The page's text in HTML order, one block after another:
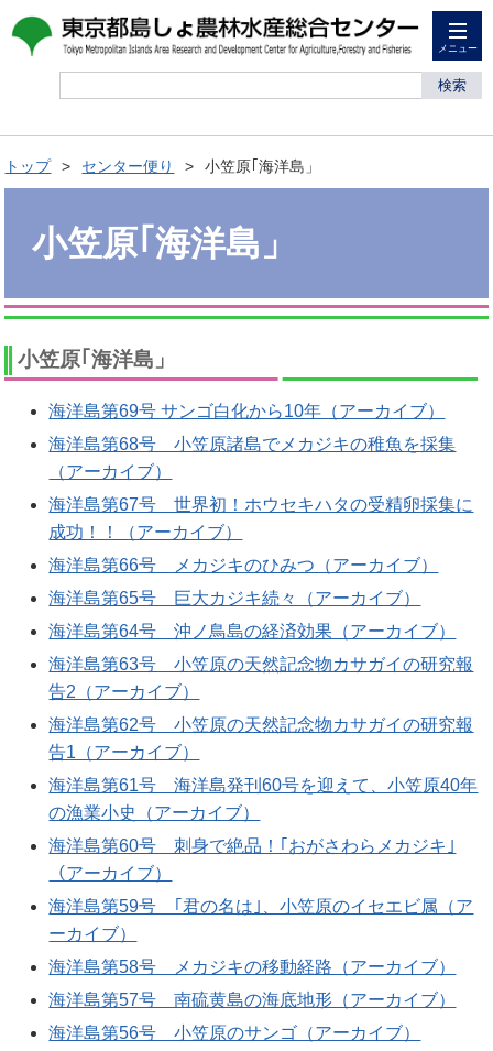
メニュー
検索
トップ センター便り 小笠原｢海洋島」
小笠原｢海洋島」
小笠原｢海洋島」
海洋島第69号 サンゴ白化から10年（アーカイブ）
海洋島第68号 小笠原諸島でメカジキの稚魚を採集
（アーカイブ）
海洋島第67号 世界初！ホウセキハタの受精卵採集に
成功！！（アーカイブ）
海洋島第66号 メカジキのひみつ（アーカイブ）
海洋島第65号 巨大カジキ続々（アーカイブ）
海洋島第64号 沖ノ鳥島の経済効果（アーカイブ）
海洋島第63号 小笠原の天然記念物カサガイの研究報
告2（アーカイブ）
海洋島第62号 小笠原の天然記念物カサガイの研究報
告1（アーカイブ）
海洋島第61号 海洋島発刊60号を迎えて、小笠原40年
の漁業小史（アーカイブ）
海洋島第60号 刺身で絶品！｢おがさわらメカジキ｣
（アーカイブ）
海洋島第59号 ｢君の名は｣、小笠原のイセエビ属（ア
ーカイブ）
海洋島第58号 メカジキの移動経路（アーカイブ）
海洋島第57号 南硫黄島の海底地形（アーカイブ）
海洋島第56号 小笠原のサンゴ（アーカイブ）